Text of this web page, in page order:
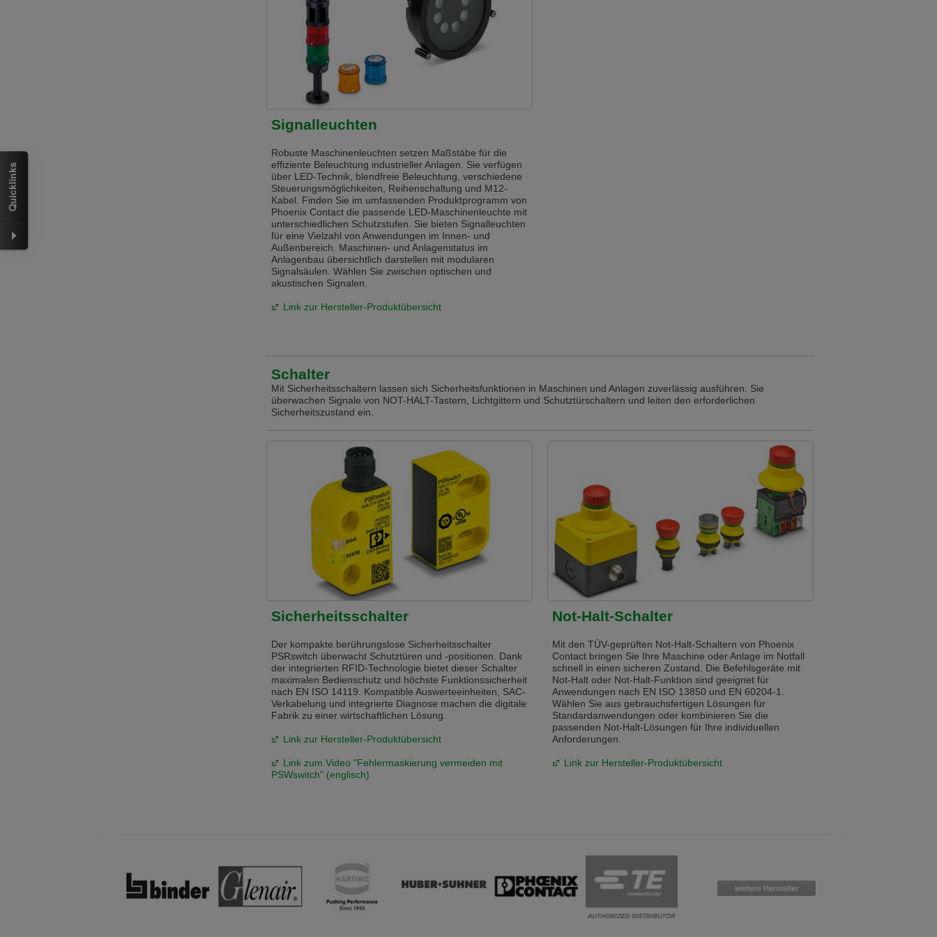
Zůstaňte v této verzi
We have detected, that your browser prefers another language than the selected one. This website is also available in English. Would you like to switch to
Stay on this version
Signalleuchten
Robuste Maschinenleuchten setzen Maßstäbe für die
effiziente Beleuchtung industrieller Anlagen. Sie verfügen
über LED-Technik, blendfreie Beleuchtung, verschiedene
Steuerungsmöglichkeiten, Reihenschaltung und M12-
Kabel. Finden Sie im umfassenden Produktprogramm von
Phoenix Contact die passende LED-Maschinenleuchte mit
unterschiedlichen Schutzstufen. Sie bieten Signalleuchten
für eine Vielzahl von Anwendungen im Innen- und
Außenbereich. Maschinen- und Anlagenstatus im
Anlagenbau übersichtlich darstellen mit modularen
Signalsäulen. Wählen Sie zwischen optischen und
akustischen Signalen.
Link zur Hersteller-Produktübersicht
Schalter
Mit Sicherheitsschaltern lassen sich Sicherheitsfunktionen in Maschinen und Anlagen zuverlässig ausführen. Sie
überwachen Signale von NOT-HALT-Tastern, Lichtgittern und Schutztürschaltern und leiten den erforderlichen
Sicherheitszustand ein.
Sicherheitsschalter
Der kompakte berührungslose Sicherheitsschalter
PSRswitch überwacht Schutztüren und -positionen. Dank
der integrierten RFID-Technologie bietet dieser Schalter
maximalen Bedienschutz und höchste Funktionssicherheit
nach EN ISO 14119. Kompatible Auswerteeinheiten, SAC-
Verkabelung und integrierte Diagnose machen die digitale
Fabrik zu einer wirtschaftlichen Lösung.
Link zur Hersteller-Produktübersicht
Link zum Video "Fehlermaskierung vermeiden mit
PSWswitch" (englisch)
Not-Halt-Schalter
Mit den TÜV-geprüften Not-Halt-Schaltern von Phoenix
Contact bringen Sie Ihre Maschine oder Anlage im Notfall
schnell in einen sicheren Zustand. Die Befehlsgeräte mit
Not-Halt oder Not-Halt-Funktion sind geeignet für
Anwendungen nach EN ISO 13850 und EN 60204-1.
Wählen Sie aus gebrauchsfertigen Lösungen für
Standardanwendungen oder kombinieren Sie die
passenden Not-Halt-Lösungen für Ihre individuellen
Anforderungen.
Link zur Hersteller-Produktübersicht
weitere Hersteller